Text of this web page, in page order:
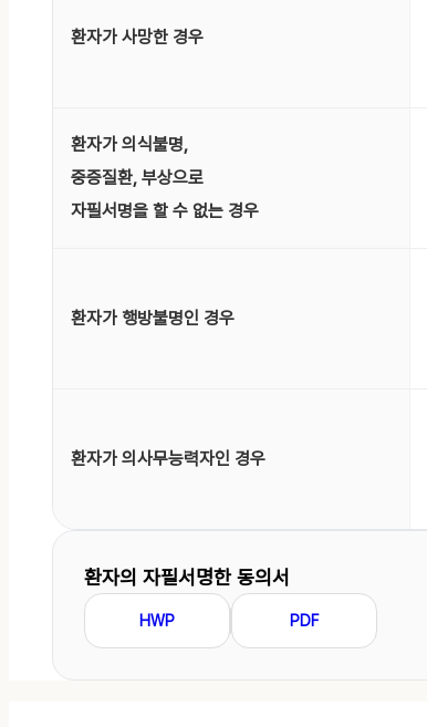
환자가 사망한 경우
환자가 의식불명,
중증질환, 부상으로
자필서명을 할 수 없는 경우
환자가 행방불명인 경우
환자가 의사무능력자인 경우
환자의 자필서명한 동의서
HWP PDF